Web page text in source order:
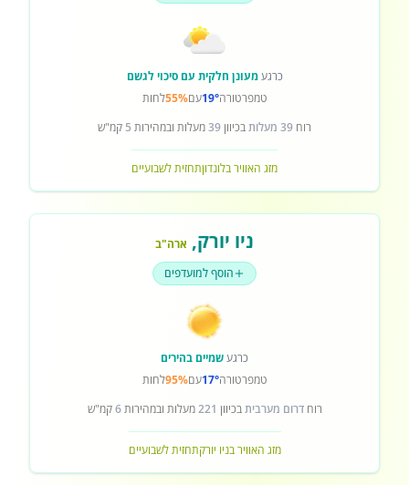
כרגעמעונן חלקית עם סיכוי לגשם
טמפרטורה19°עם55%לחות
רוח 39 מעלות בכיוון39מעלות ובמהירות 5 קמ"ש
מזג האוויר בלונדוןתחזית לשבועיים
ניו יורק, ארה"ב
הוסף למועדפים
כרגעשמיים בהירים
טמפרטורה17°עם95%לחות
רוחדרום מערביתבכיוון 221מעלות ובמהירות6קמ"ש
מזג האוויר בניו יורקתחזית לשבועיים